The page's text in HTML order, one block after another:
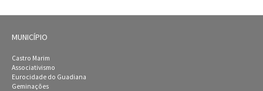
MUNICÍPIO
Castro Marim
Associativismo
Eurocidade do Guadiana
Geminações